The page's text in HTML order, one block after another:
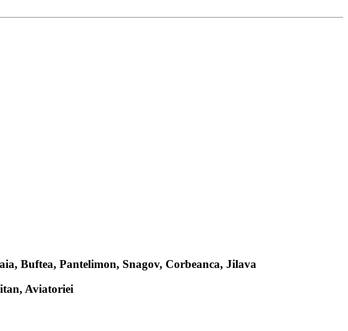
Buftea, Pantelimon, Snagov, Corbeanca, Jilava
Aviatoriei